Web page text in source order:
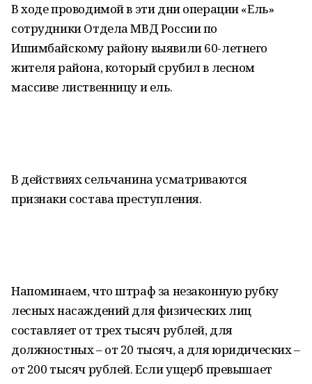
В ходе проводимой в эти дни операции «Ель»
сотрудники Отдела МВД России по
Ишимбайскому району выявили 60-летнего
жителя района, который срубил в лесном
массиве лиственницу и ель.
В действиях сельчанина усматриваются
признаки состава преступления.
Напоминаем, что штраф за незаконную рубку
лесных насаждений для физических лиц
составляет от трех тысяч рублей, для
должностных – от 20 тысяч, а для юридических –
от 200 тысяч рублей. Если ущерб превышает